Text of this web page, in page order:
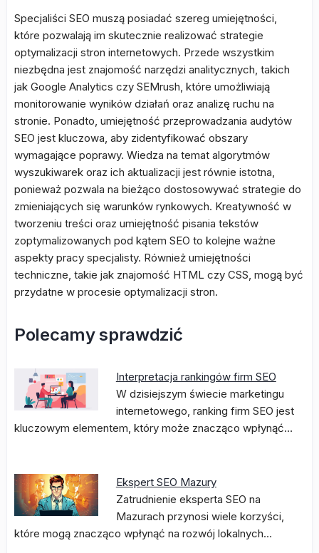
Specjaliści SEO muszą posiadać szereg umiejętności,
które pozwalają im skutecznie realizować strategie
optymalizacji stron internetowych. Przede wszystkim
niezbędna jest znajomość narzędzi analitycznych, takich
jak Google Analytics czy SEMrush, które umożliwiają
monitorowanie wyników działań oraz analizę ruchu na
stronie. Ponadto, umiejętność przeprowadzania audytów
SEO jest kluczowa, aby zidentyfikować obszary
wymagające poprawy. Wiedza na temat algorytmów
wyszukiwarek oraz ich aktualizacji jest równie istotna,
ponieważ pozwala na bieżąco dostosowywać strategie do
zmieniających się warunków rynkowych. Kreatywność w
tworzeniu treści oraz umiejętność pisania tekstów
zoptymalizowanych pod kątem SEO to kolejne ważne
aspekty pracy specjalisty. Również umiejętności
techniczne, takie jak znajomość HTML czy CSS, mogą być
przydatne w procesie optymalizacji stron.
Polecamy sprawdzić
Interpretacja rankingów firm SEO
W dzisiejszym świecie marketingu
internetowego, ranking firm SEO jest
kluczowym elementem, który może znacząco wpłynąć…
Ekspert SEO Mazury
Zatrudnienie eksperta SEO na
Mazurach przynosi wiele korzyści,
które mogą znacząco wpłynąć na rozwój lokalnych…